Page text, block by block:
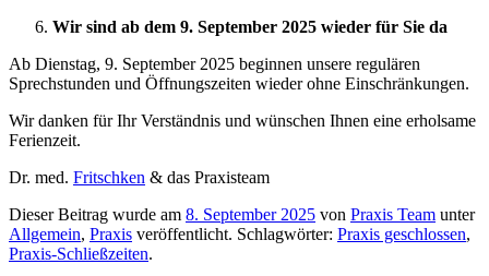
Wir sind ab dem 9. September 2025 wieder für Sie da
Ab Dienstag, 9. September 2025 beginnen unsere regulären
Sprechstunden und Öffnungszeiten wieder ohne Einschränkungen.
Wir danken für Ihr Verständnis und wünschen Ihnen eine erholsame
Ferienzeit.
Dr. med. Fritschken & das Praxisteam
Dieser Beitrag wurde am 8. September 2025 von Praxis Team unter
Allgemein, Praxis veröffentlicht. Schlagwörter: Praxis geschlossen,
Praxis-Schließzeiten.